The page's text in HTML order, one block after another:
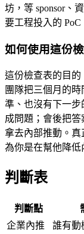
坊，等 sponsor、
要工程投入的 PoC
如何使用這份
這份檢查表的目
團隊把三個月的
準、也沒有下一
成問題；會後把答
拿去內部推動。真
為你是在幫他降低
判斷表
判斷點
企業內推
誰有動